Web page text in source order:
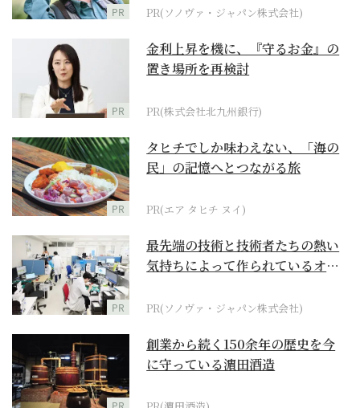
PR PR(ソノヴァ・ジャパン株式会社)
PR
金利上昇を機に、『守るお金』の
置き場所を再検討
PR(株式会社北九州銀行)
PR
タヒチでしか味わえない、「海の
民」の記憶へとつながる旅
PR(エア タヒチ ヌイ)
PR
最先端の技術と技術者たちの熱い
気持ちによって作られているオー
PR(ソノヴァ・ジャパン株式会社)
創業から続く150余年の歴史を今
に守っている濵田酒造